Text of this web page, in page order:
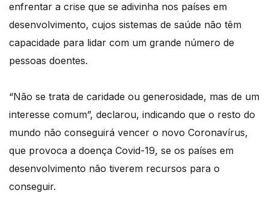
enfrentar a crise que se adivinha nos países em
desenvolvimento, cujos sistemas de saúde não têm
capacidade para lidar com um grande número de
pessoas doentes.
“Não se trata de caridade ou generosidade, mas de um
interesse comum”, declarou, indicando que o resto do
mundo não conseguirá vencer o novo Coronavírus,
que provoca a doença Covid-19, se os países em
desenvolvimento não tiverem recursos para o
conseguir.